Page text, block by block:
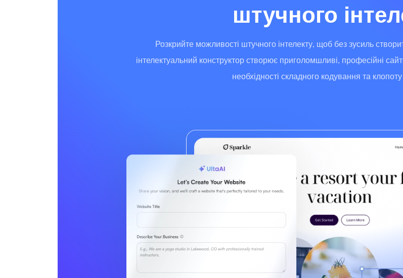
штучного
Розкрийте можливості штучного інтелекту, щоб без зусиль
інтелектуальний конструктор створює приголомшливі, професійні
необхідності складного кодування та